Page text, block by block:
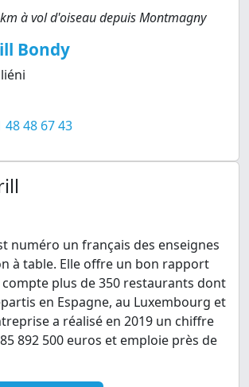
à vol d'oiseau depuis Montmagny
Bondy
48 48 67 43
numéro un français des enseignes
à table. Elle offre un bon rapport
plus de 350 restaurants dont
en Espagne, au Luxembourg et
a réalisé en 2019 un chiffre
892 500 euros et emploie près de